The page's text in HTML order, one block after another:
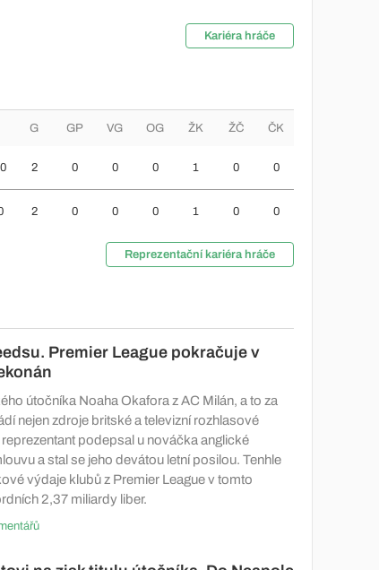
Kariéra hráče
G GP VG OG ŽK ŽČ ČK
2 0 0 0 1 0 0
2 0 0 0 1 0 0
Reprezentační kariéra hráče
Premier League pokračuje v
útočníka Noaha Okafora z AC Milán, a to za
nejen zdroje britské a televizní rozhlasové
podepsal u nováčka anglické
a stal se jeho devátou letní posilou. Tenhle
výdaje klubů z Premier League v tomto
2,37 miliardy liber.